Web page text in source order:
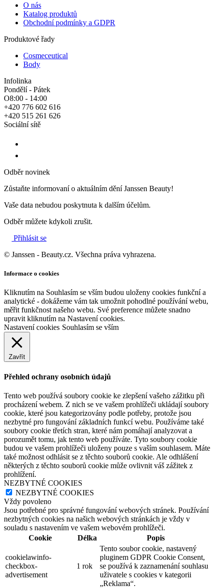
O nás
Katalog produktů
Obchodní podmínky a GDPR
Produktové řady
Cosmeceutical
Body
Infolinka
Pondělí - Pátek
O8:00 - 14:00
+420 776 602 616
+420 515 261 626
Sociální sítě
Odběr novinek
Zůstaňte informovaní o aktuálním dění Janssen Beauty!
Vaše data nebudou poskytnuta k dalším účelům.
Odběr můžete kdykoli zrušit.
Přihlásit se
© Janssen - Beauty.cz. Všechna práva vyhrazena.
Informace o cookies
Kliknutím na Souhlasím se vším budou uloženy cookies funkční a
analytické - dokážeme vám tak umožnit pohodlné používání webu,
měřit funkčnost našeho webu. Své preference můžete snadno
upravit kliknutím na Nastavení cookies.
Nastavení cookies Souhlasím se vším
Zavřít
Přehled ochrany osobních údajů
Tento web používá soubory cookie ke zlepšení vašeho zážitku při
procházení webem. Z nich se ve vašem prohlížeči ukládají soubory
cookie, které jsou kategorizovány podle potřeby, protože jsou
nezbytné pro fungování základních funkcí webu. Používáme také
soubory cookie třetích stran, které nám pomáhají analyzovat a
porozumět tomu, jak tento web používáte. Tyto soubory cookie
budou ve vašem prohlížeči uloženy pouze s vaším souhlasem. Máte
také možnost odhlásit se z těchto souborů cookie. Ale odhlášení
některých z těchto souborů cookie může ovlivnit váš zážitek z
prohlížení.
NEZBYTNÉ COOKIES
NEZBYTNÉ COOKIES
Vždy povoleno
Jsou potřebné pro správné fungování webových stránek. Používání
nezbytných cookies na našich webových stránkách je vždy v
souladu s nastavením ve vašem webovém prohlížeči.
Cookie
Délka Popis
cookielawinfo-
checkbox-
advertisement
1 rok
Tento soubor cookie, nastavený
pluginem GDPR Cookie Consent,
se používá k zaznamenání souhlasu
uživatele s cookies v kategorii
„Reklama“.